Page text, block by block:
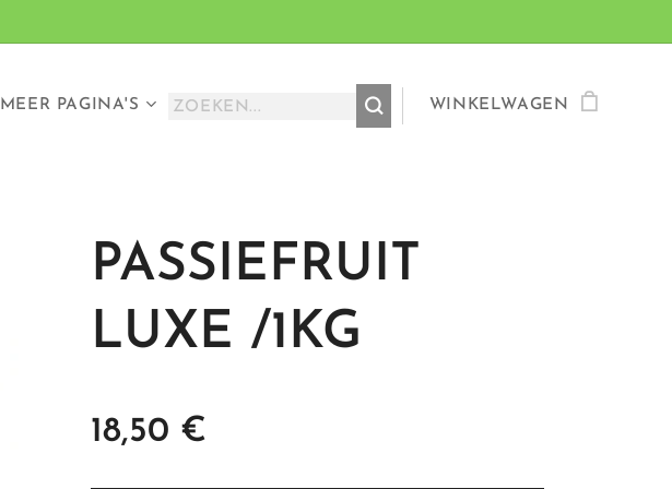
MEER PAGINA'S WINKELWAGEN
PASSIEFRUIT
LUXE /1KG
18,50 €